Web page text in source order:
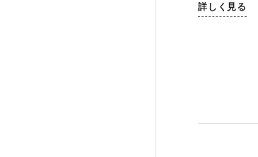
詳しく見る